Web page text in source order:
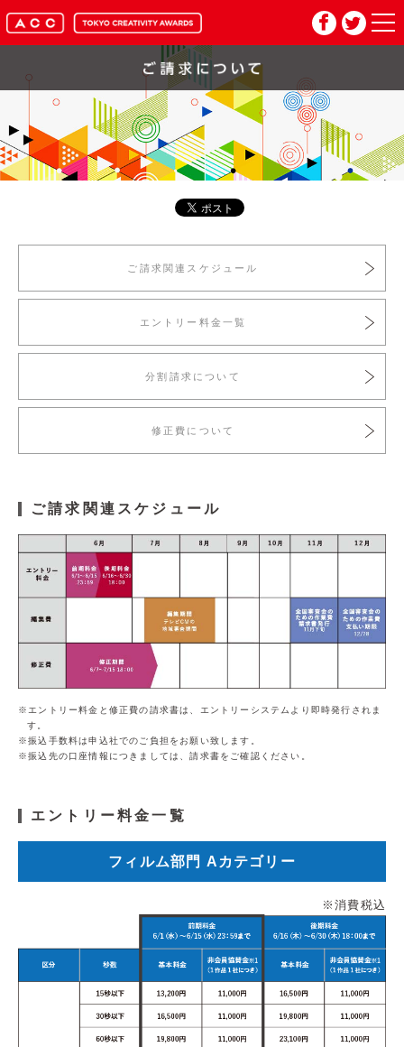
HOME
マイページ
運営団体
閉じる
ご請求関連スケジュール
エントリー料金一覧
分割請求について
修正費について
ご請求関連スケジュール
エントリー料金と修正費の請求書は、エントリーシステムより即時発行されま
す。
振込手数料は申込社でのご負担をお願い致します。
振込先の口座情報につきましては、請求書をご確認ください。
エントリー料金一覧
フィルム部門 Aカテゴリー
※消費税込